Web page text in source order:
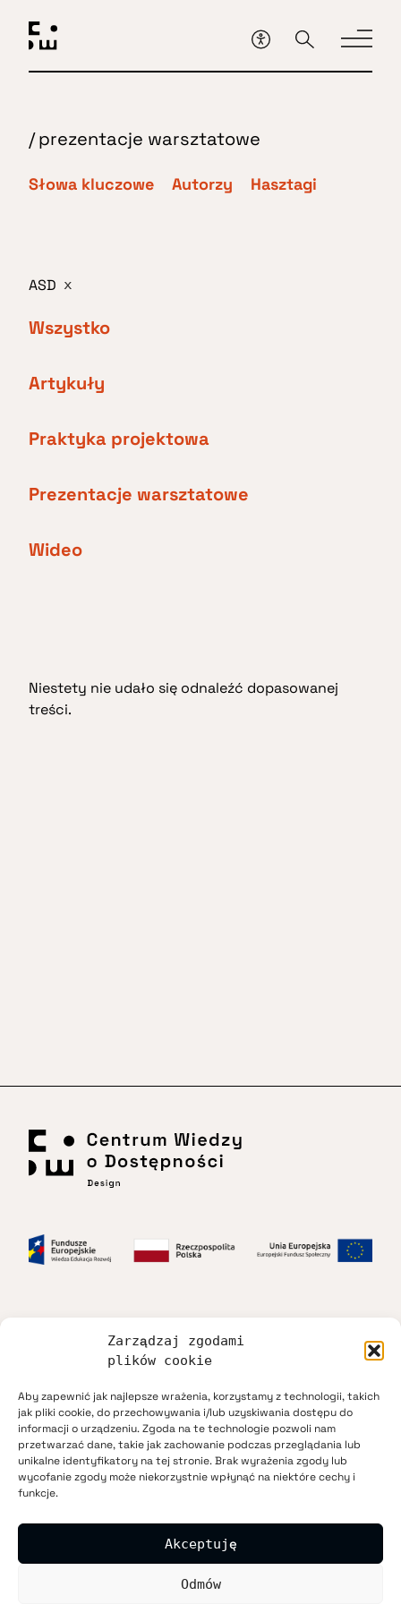
Zarządzaj zgodami
plików cookie
Aby zapewnić jak najlepsze wrażenia, korzystamy z technologii, takich
jak pliki cookie, do przechowywania i/lub uzyskiwania dostępu do
informacji o urządzeniu. Zgoda na te technologie pozwoli nam
przetwarzać dane, takie jak zachowanie podczas przeglądania lub
unikalne identyfikatory na tej stronie. Brak wyrażenia zgody lub
wycofanie zgody może niekorzystnie wpłynąć na niektóre cechy i
funkcje.
Akceptuję
Odmów
głównej
treści
/prezentacje warsztatowe
Słowa kluczowe Autorzy Hasztagi
ASD x
Wszystko
Artykuły
Praktyka projektowa
Prezentacje warsztatowe
Wideo
Niestety nie udało się odnaleźć dopasowanej
treści.
Dostępność
Regulamin
Polityka prywatności
Mapa strony